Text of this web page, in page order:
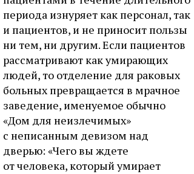
периода изнуряет как персонал, так
и пациентов, и не приносит пользы
ни тем, ни другим. Если пациентов
рассматривают как умирающих
людей, то отделение для раковых
больных превращается в мрачное
заведение, именуемое обычно
«Дом для неизлечимых»
с неписанным девизом над
дверью: «Чего вы ждете
от человека, который умирает